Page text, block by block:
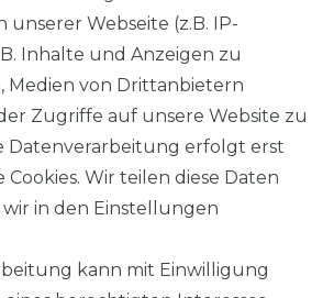
KATALOG
unserer Webseite (z.B. IP-
Inhalte und Anzeigen zu
Medien von Drittanbietern
Zugriffe auf unsere Website zu
Datenverarbeitung erfolgt erst
Wir teilen diese Daten
in den Einstellungen
kann mit Einwilligung